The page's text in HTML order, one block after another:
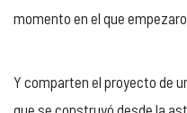
momento en el que
Y comparten el proyecto de
que se construyó desde la